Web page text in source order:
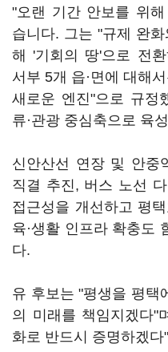
"오랜 기간 안보를 위
습니다. 그는 "규제 완
해 '기회의 땅'으로 전
서부 5개 읍·면에 대해
새로운 엔진"으로 규정
류·관광 중심축으로 육
신안산선 연장 및 안중
직결 추진, 버스 노선
접근성을 개선하고 평
육·생활 인프라 확충도
다.
유 후보는 "평생을 평택
의 미래를 책임지겠다"
화로 반드시 증명하겠